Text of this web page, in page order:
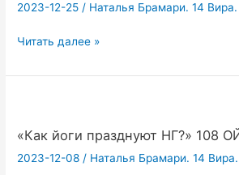
и
2023-12-25 / Наталья Брамари. 14 Вира.
Как
своего
Читать далее »
«Как йоги празднуют НГ?» 108
2023-12-08/ Наталья Брамари. 14 Вира.